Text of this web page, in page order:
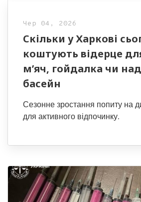
Чер 04, 2026
Скільки у Харкові
коштують відерце
м’яч, гойдалка чи
басейн
Сезонне зростання попиту на
для активного відпочинку.